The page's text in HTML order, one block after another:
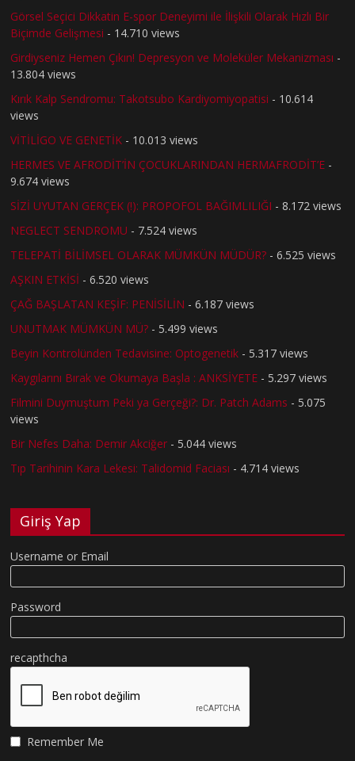
Görsel Seçici Dikkatin E-spor Deneyimi ile İlişkili Olarak Hızlı Bir
Biçimde Gelişmesi - 14.710 views
Girdiyseniz Hemen Çıkın! Depresyon ve Moleküler Mekanizması -
13.804 views
Kırık Kalp Sendromu: Takotsubo Kardiyomiyopatisi - 10.614
views
VİTİLİGO VE GENETİK - 10.013 views
HERMES VE AFRODİT’İN ÇOCUKLARINDAN HERMAFRODİT’E -
9.674 views
SİZİ UYUTAN GERÇEK (!): PROPOFOL BAĞIMLILIĞI - 8.172 views
NEGLECT SENDROMU - 7.524 views
TELEPATİ BİLİMSEL OLARAK MÜMKÜN MÜDÜR? - 6.525 views
AŞKIN ETKİSİ - 6.520 views
ÇAĞ BAŞLATAN KEŞİF: PENİSİLİN - 6.187 views
UNUTMAK MÜMKÜN MÜ? - 5.499 views
Beyin Kontrolünden Tedavisine: Optogenetik - 5.317 views
Kaygılarını Bırak ve Okumaya Başla : ANKSİYETE - 5.297 views
Filmini Duymuştum Peki ya Gerçeği?: Dr. Patch Adams - 5.075
views
Bir Nefes Daha: Demir Akciğer - 5.044 views
Tıp Tarihinin Kara Lekesi: Talidomid Faciası - 4.714 views
Giriş Yap
Username or Email
Password
recapthcha
Remember Me